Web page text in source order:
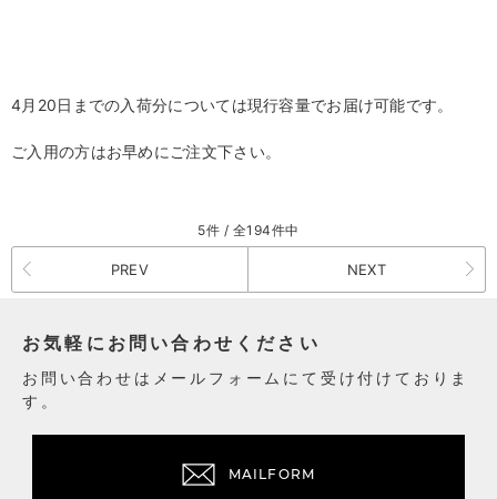
4月20日までの入荷分については現行容量でお届け可能です。
ご入用の方はお早めにご注文下さい。
5件 / 全194件中
PREV NEXT
お気軽にお問い合わせください
お問い合わせはメールフォームにて受け付けておりま
す。
MAILFORM